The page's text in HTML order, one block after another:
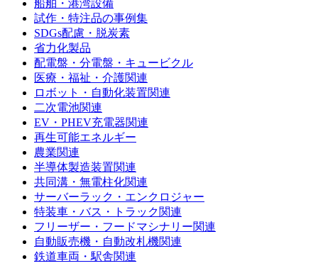
船舶・港湾設備
試作・特注品の事例集
SDGs配慮・脱炭素
省力化製品
配電盤・分電盤・キュービクル
医療・福祉・介護関連
ロボット・自動化装置関連
二次電池関連
EV・PHEV充電器関連
再生可能エネルギー
農業関連
半導体製造装置関連
共同溝・無電柱化関連
サーバーラック・エンクロジャー
特装車・バス・トラック関連
フリーザー・フードマシナリー関連
自動販売機・自動改札機関連
鉄道車両・駅舎関連